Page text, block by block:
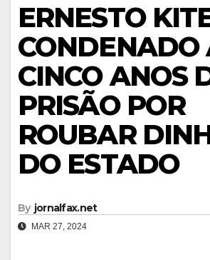
ERNESTO
CONDENADO
CINCO ANOS
PRISÃO POR
ROUBAR
DO ESTADO
By jornalfax.net
MAR 27, 2024